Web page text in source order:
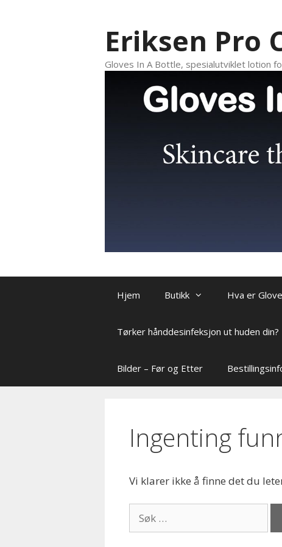
Eriksen Pro
Gloves In A Bottle, spesialutviklet lotion
Hjem Butikk Hva er
Tørker hånddesinfeksjon ut huden din?
Bilder – Før og Etter
Ingenting
Vi klarer ikke å finne det du
etter: